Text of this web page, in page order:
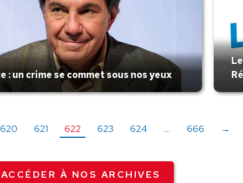
: un crime se commet sous nos yeux
620 621 622 623 624 … 666 →
ACCÉDER À NOS ARCHIVES